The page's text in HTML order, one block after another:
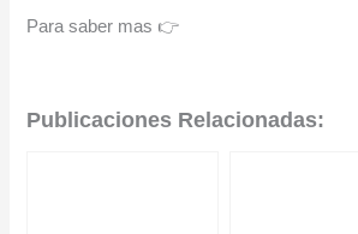
Para saber mas 👉
Publicaciones Relacionadas: